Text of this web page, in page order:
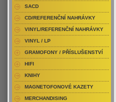
SACD
CD/REFERENČNÍ NAHRÁVKY
VINYL/REFERENČNÍ NAHRÁVKY
VINYL / LP
GRAMOFONY / PŘÍSLUŠENSTVÍ
HIFI
KNIHY
MAGNETOFONOVÉ KAZETY
MERCHANDISING